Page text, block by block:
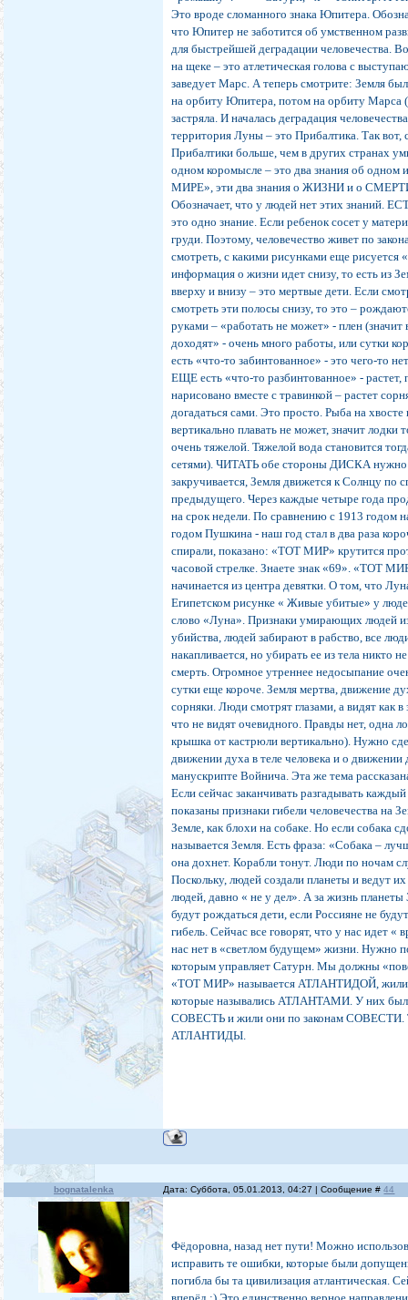
Это вроде сломанного знака Юпитера.
что Юпитер не заботится об умственном
для быстрейшей деградации
на щеке – это атлетическая голова с
заведует Марс. А теперь смотрите: Земля
на орбиту Юпитера, потом на орбиту Марса
застряла. И началась деградация
территория Луны – это Прибалтика. Так
Прибалтики больше, чем в других странах
одном коромысле – это два знания об
МИРЕ», эти два знания о ЖИЗНИ и о СМЕРТИ.
Обозначает, что у людей нет этих знаний.
это одно знание. Если ребенок сосет у
груди. Поэтому, человечество живет по
смотреть, с какими рисунками еще рисуется
информация о жизни идет снизу, то есть
вверху и внизу – это мертвые дети. Если
смотреть эти полосы снизу, то это –
руками – «работать не может» - плен
доходят» - очень много работы, или сутки
есть «что-то забинтованное» - это чего-то
ЕЩЕ есть «что-то разбинтованное» - растет,
нарисовано вместе с травинкой – растет
догадаться сами. Это просто. Рыба на
вертикально плавать не может, значит лодки
очень тяжелой. Тяжелой вода становится
сетями). ЧИТАТЬ обе стороны ДИСКА нужно
закручивается, Земля движется к Солнцу по
предыдущего. Через каждые четыре года
на срок недели. По сравнению с 1913 годом
годом Пушкина - наш год стал в два раза
спирали, показано: «ТОТ МИР» крутится
часовой стрелке. Знаете знак «69». «ТОТ
начинается из центра девятки. О том, что
Египетском рисунке « Живые убитые» у
слово «Луна». Признаки умирающих людей
убийства, людей забирают в рабство, все
накапливается, но убирать ее из тела никто
смерть. Огромное утреннее недосыпание
сутки еще короче. Земля мертва, движение
сорняки. Люди смотрят глазами, а видят как
что не видят очевидного. Правды нет, одна
крышка от кастрюли вертикально). Нужно
движении духа в теле человека и о
манускрипте Войнича. Эта же тема
Если сейчас заканчивать разгадывать
показаны признаки гибели человечества на
Земле, как блохи на собаке. Но если собака
называется Земля. Есть фраза: «Собака –
она дохнет. Корабли тонут. Люди по ночам
Поскольку, людей создали планеты и ведут
людей, давно « не у дел». А за жизнь
будут рождаться дети, если Россияне не
гибель. Сейчас все говорят, что у нас идет
нас нет в «светлом будущем» жизни.
которым управляет Сатурн. Мы должны
«ТОТ МИР» называется АТЛАНТИДОЙ, жили
которые назывались АТЛАНТАМИ. У них
СОВЕСТЬ и жили они по законам СОВЕСТИ.
АТЛАНТИДЫ.
bognatalenka Дата: Суббота, 05.01.2013, 04:27 | Сообщение #44
Фёдоровна, назад нет пути! Можно
исправить те ошибки, которые были
погибла бы та цивилизация атлантическая.